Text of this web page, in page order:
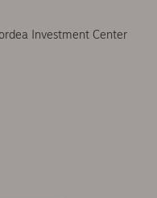
Investment Center